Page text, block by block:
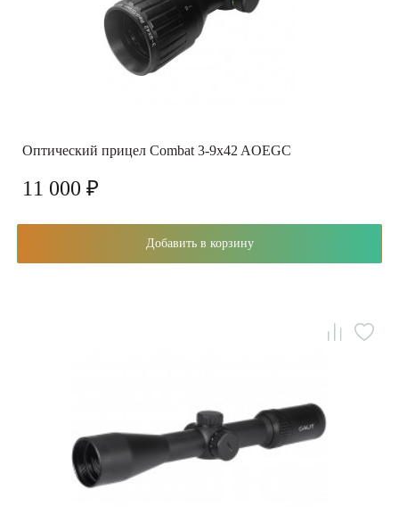
Оптический прицел Combat 3-9x42 AOEGC
11 000 ₽
Добавить в корзину